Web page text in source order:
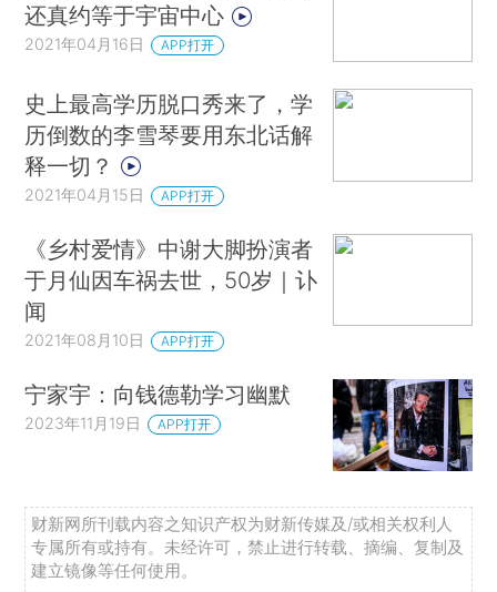
还真约等于宇宙中心
2021年04月16日 APP打开
史上最高学历脱口秀来了，学
历倒数的李雪琴要用东北话解
释一切？
2021年04月15日 APP打开
《乡村爱情》中谢大脚扮演者
于月仙因车祸去世，50岁｜讣
闻
2021年08月10日 APP打开
宁家宇：向钱德勒学习幽默
2023年11月19日 APP打开
财新网所刊载内容之知识产权为财新传媒及/或相关权利人
专属所有或持有。未经许可，禁止进行转载、摘编、复制及
建立镜像等任何使用。